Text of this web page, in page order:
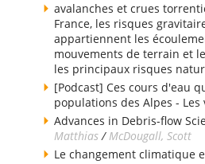
avalanches et crues
France, les risques
appartiennent les
mouvements de terrain et
les principaux risques
[Podcast] Ces cours d'eau
populations des Alpes - Les
Advances in Debris-flow
Matthias/McDougall, Scott
Le changement climatique